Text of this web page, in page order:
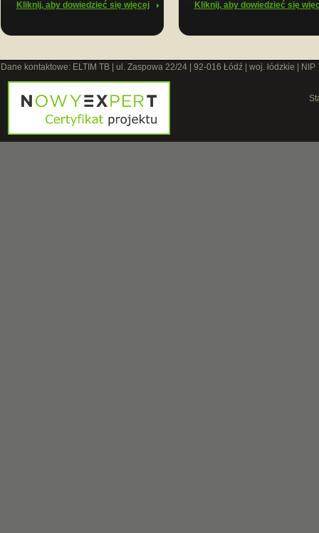
Kliknij, aby dowiedzieć się więcej Kliknij, aby dowiedzieć się
Dane kontaktowe: ELTIM TB | ul. Zaspowa 22/24 | 92-016 Łódź | woj. łódzkie |